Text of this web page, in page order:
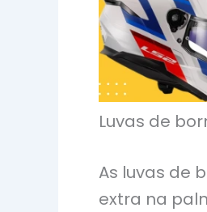
Luvas de
As luvas de
extra na